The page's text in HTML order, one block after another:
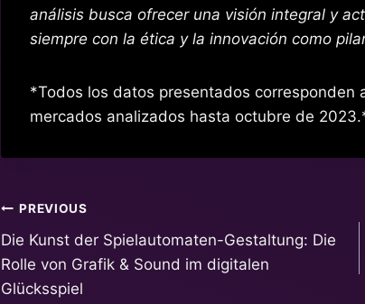
análisis busca ofrecer una visión integral y
siempre con la ética y la innovación como
*Todos los datos presentados corresponden
mercados analizados hasta octubre de
Post
navigation
PREVIOUS
Die Kunst der Spielautomaten-Gestaltung: Die
Rolle von Grafik & Sound im digitalen
Glücksspiel